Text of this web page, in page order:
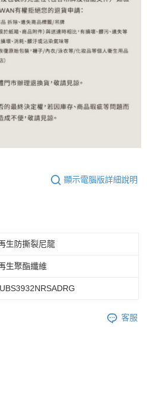
顯示電腦版詳細說明
生防撕裂尼龍
生聚酯纖維
客服